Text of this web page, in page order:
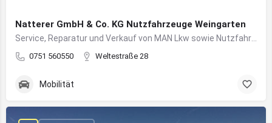
Natterer GmbH & Co. KG Nutzfahrzeuge Weingarten
0751 560550 Weltestraße 28
Mobilität